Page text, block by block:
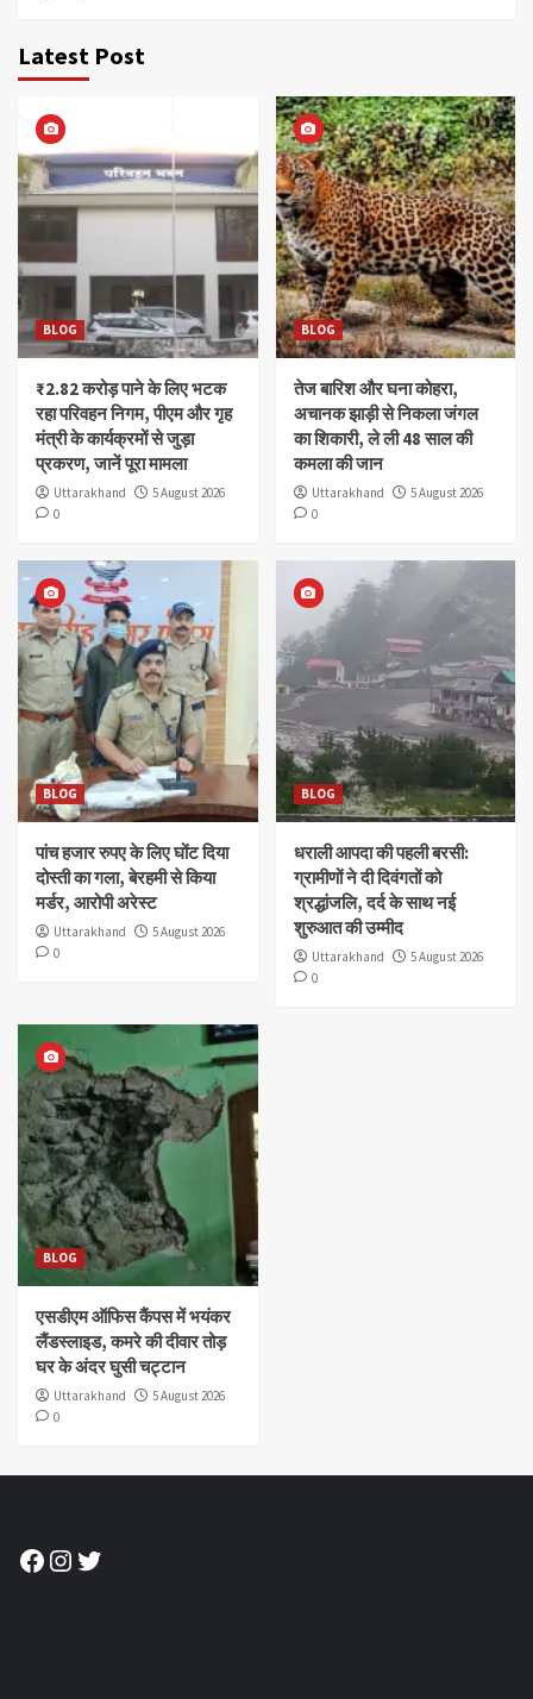
Latest Post
BLOG
₹2.82 करोड़ पाने के लिए भटक
रहा परिवहन निगम, पीएम और गृह
मंत्री के कार्यक्रमों से जुड़ा
प्रकरण, जानें पूरा मामला
Uttarakhand
5 August 2026
0
BLOG
तेज बारिश और घना कोहरा,
अचानक झाड़ी से निकला जंगल
का शिकारी, ले ली 48 साल की
कमला की जान
Uttarakhand
5 August 2026
0
BLOG
पांच हजार रुपए के लिए घोंट दिया
दोस्ती का गला, बेरहमी से किया
मर्डर, आरोपी अरेस्ट
Uttarakhand
5 August 2026
0
BLOG
धराली आपदा की पहली बरसी:
ग्रामीणों ने दी दिवंगतों को
श्रद्धांजलि, दर्द के साथ नई
शुरुआत की उम्मीद
Uttarakhand
5 August 2026
0
BLOG
एसडीएम ऑफिस कैंपस में भयंकर
लैंडस्लाइड, कमरे की दीवार तोड़
घर के अंदर घुसी चट्टान
Uttarakhand
5 August 2026
0
Facebook
Instagram
Twitter